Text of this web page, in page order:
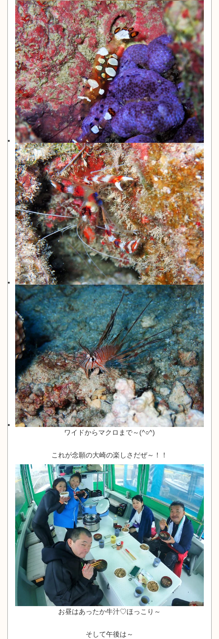
ワイドからマクロまで～(^○^)
これが念願の大崎の楽しさだぜ～！！
お昼はあったか牛汁♡ほっこり～
そして午後は～